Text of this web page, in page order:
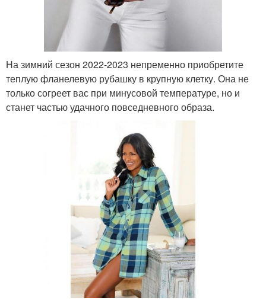
На зимний сезон 2022-2023 непременно приобретите
теплую фланелевую рубашку в крупную клетку. Она не
только согреет вас при минусовой температуре, но и
станет частью удачного повседневного образа.